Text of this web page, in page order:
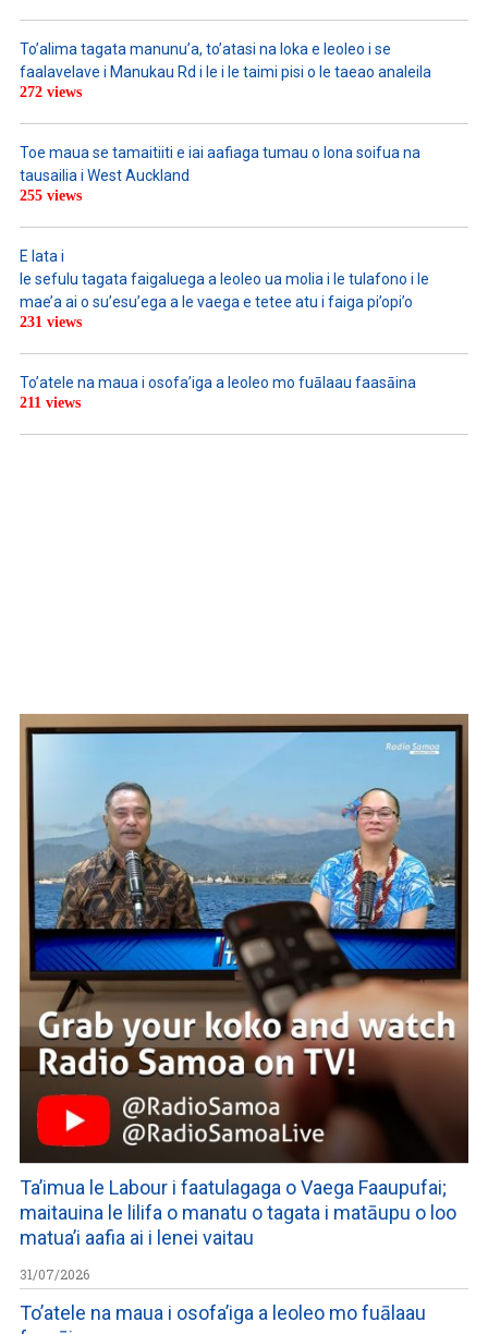
To’alima tagata manunu’a, to’atasi na loka e leoleo i se
faalavelave i Manukau Rd i le i le taimi pisi o le taeao analeila
272 views
Toe maua se tamaitiiti e iai aafiaga tumau o lona soifua na
tausailia i West Auckland
255 views
E lata i
le sefulu tagata faigaluega a leoleo ua molia i le tulafono i le
mae’a ai o su’esu’ega a le vaega e tetee atu i faiga pi’opi’o
231 views
To’atele na maua i osofa’iga a leoleo mo fuālaau faasāina
211 views
Ta’imua le Labour i faatulagaga o Vaega Faaupufai;
maitauina le lilifa o manatu o tagata i matāupu o loo
matua’i aafia ai i lenei vaitau
31/07/2026
To’atele na maua i osofa’iga a leoleo mo fuālaau